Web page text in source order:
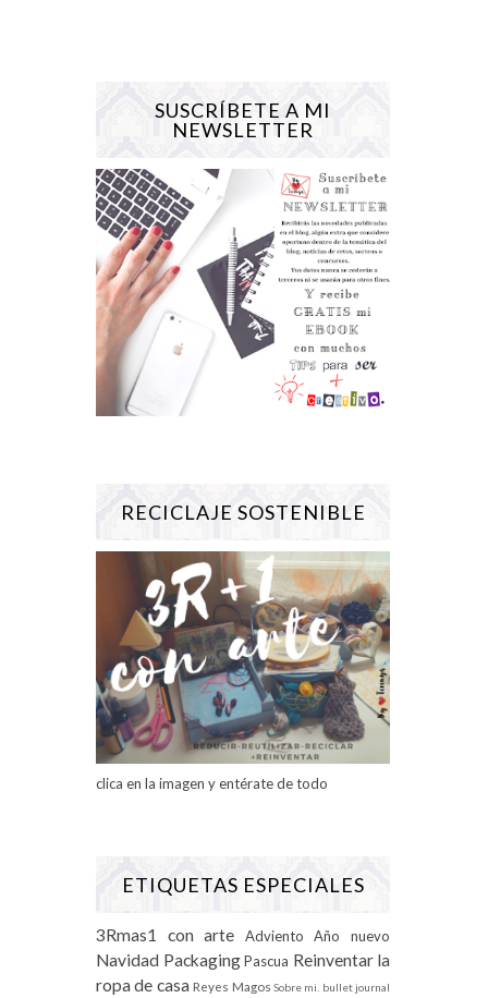
SUSCRÍBETE A MI
NEWSLETTER
RECICLAJE SOSTENIBLE
clica en la imagen y entérate de todo
ETIQUETAS ESPECIALES
3Rmas1 con arte Adviento Año nuevo
Navidad Packaging Pascua Reinventar la
ropa de casa Reyes Magos Sobre mi. bullet journal